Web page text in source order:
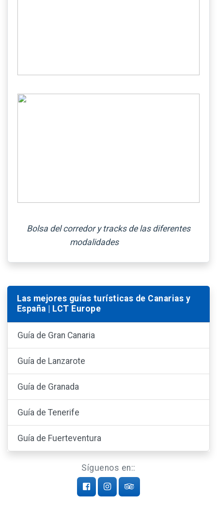
Bolsa del corredor y tracks de las diferentes
modalidades
Las mejores guías turísticas de Canarias y
España | LCT Europe
Guía de Gran Canaria
Guía de Lanzarote
Guía de Granada
Guía de Tenerife
Guía de Fuerteventura
Síguenos en::